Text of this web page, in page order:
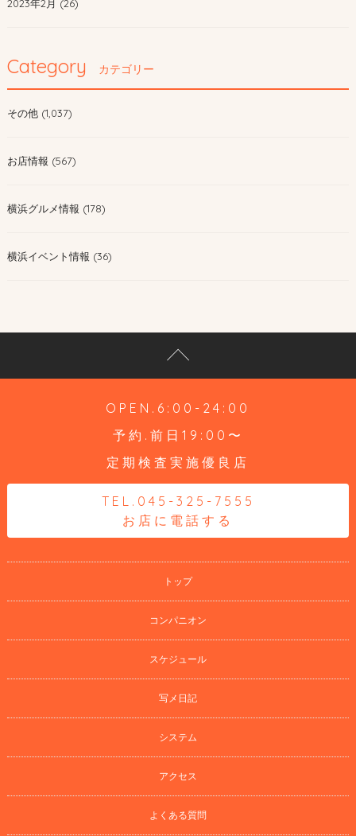
2023年2月 (26)
Category カテゴリー
その他 (1,037)
お店情報 (567)
横浜グルメ情報 (178)
横浜イベント情報 (36)
OPEN.6:00-24:00
予約.前日19:00〜
定期検査実施優良店
TEL.045-325-7555
お店に電話する
トップ
コンパニオン
スケジュール
写メ日記
システム
アクセス
よくある質問